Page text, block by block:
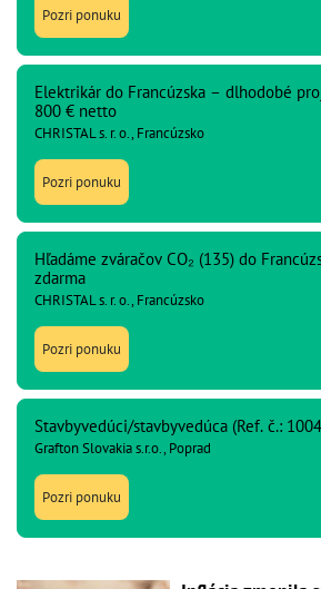
Pozri ponuku
Elektrikár do Francúzska – dlhodobé
800 € netto
CHRISTAL s. r. o., Francúzsko
Pozri ponuku
Hľadáme zváračov CO₂ (135) do
zdarma
CHRISTAL s. r. o., Francúzsko
Pozri ponuku
Stavbyvedúci/stavbyvedúca (Ref. č.:
Grafton Slovakia s.r.o., Poprad
Pozri ponuku